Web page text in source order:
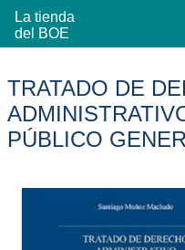
La tienda
del BOE
TRATADO DE
PÚBLICO